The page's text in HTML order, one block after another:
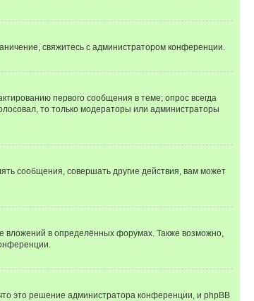
свяжитесь с администратором конференции.
первого сообщения в теме; опрос всегда
то только модераторы или администраторы
сообщения, совершать другие действия, вам может
в определённых форумах. Также возможно,
это решение администратора конференции, и phpBB